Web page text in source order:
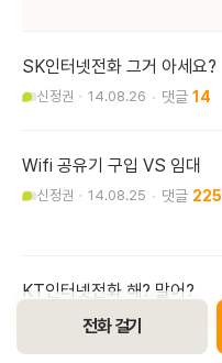
SK인터넷전화 그거 아세요?
신정권 14.08.26 14
Wifi 공유기 구입 VS 임대
신정권 14.08.25 225
KT인터넷전화 해? 말어?
14.08.24
전화 걸기